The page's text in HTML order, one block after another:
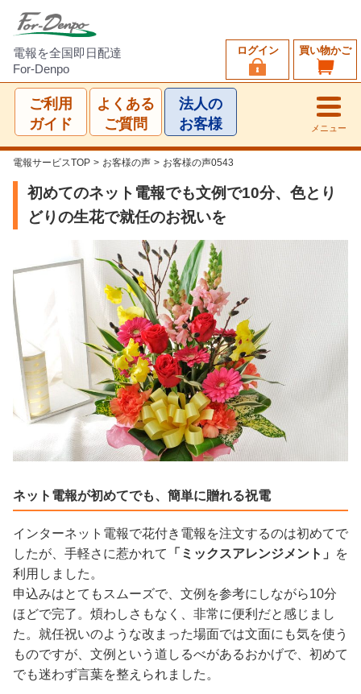
電報を全国即日配達
For-Denpo
買い物かご
ログイン
ご利用
ガイド
よくある
ご質問
法人の
お客様
メニュー
電報サービスTOP > お客様の声 > お客様の声0543
初めてのネット電報でも文例で10分、色とり
どりの生花で就任のお祝いを
ネット電報が初めてでも、簡単に贈れる祝電
インターネット電報で花付き電報を注文するのは初めてで
したが、手軽さに惹かれて
「ミックスアレンジメント」
を
利用しました。
申込みはとてもスムーズで、文例を参考にしながら10分
ほどで完了。煩わしさもなく、非常に便利だと感じまし
た。就任祝いのような改まった場面では文面にも気を使う
ものですが、文例という道しるべがあるおかげで、初めて
でも迷わず言葉を整えられました。